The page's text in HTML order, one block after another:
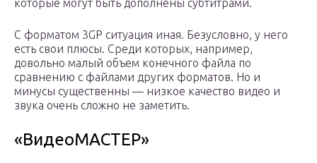
которые могут быть дополнены субтитрами.
С форматом 3GP ситуация иная. Безусловно, у него
есть свои плюсы. Среди которых, например,
довольно малый объем конечного файла по
сравнению с файлами других форматов. Но и
минусы существенны — низкое качество видео и
звука очень сложно не заметить.
«ВидеоМАСТЕР»